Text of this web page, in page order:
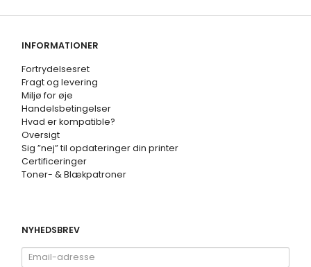
INFORMATIONER
Fortrydelsesret
Fragt og levering
Miljø for øje
Handelsbetingelser
Hvad er kompatible?
Oversigt
Sig ”nej” til opdateringer din printer
Certificeringer
Toner- & Blækpatroner
NYHEDSBREV
Email-
adresse